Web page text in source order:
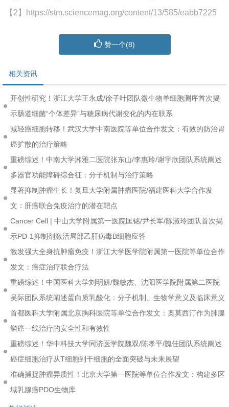
【2】https://stm.sciencemag.org/content/13/585/eabb7225
赞一个(8)
相关资讯
开创性研究！浙江大学王永成/徐子叶团队微生物单细胞测序首次揭
示肠道细菌“个体差异”与糖尿病代谢变化的内在联系
减轻癌细胞转移！武汉大学中南医院等单位合作发文：有效的防治胃
癌扩散的治疗策略
重磅综述！中南大学湘雅二医院张东山/李惠玲/谢宇欣团队系统阐述
多器官功能障碍综合征：分子机制与治疗策略
显著抑制肿瘤生长！复旦大学附属肿瘤医院/福建医科大学合作发
文：肝癌联合免疫治疗的潜在靶点
Cancer Cell | 中山大学附属第一医院匡铭/尹长军/陈淑玲团队首次揭
示PD-1抑制剂激活局部乙肝病毒B细胞应答
激发强大全身抗肿瘤免疫！浙江大学医学院附属第一医院等单位合作
发文：癌症治疗联合疗法
重磅综述！中国医科大学刘明妍/魏敏杰、沈阳医学院附属第二医院
吴际团队系统阐述蛋白质乳酸化：分子机制、生物学意义及临床意义
首都医科大学附属北京胸科医院等单位合作发文：奥莫西汀作为肺腺
鳞癌一线治疗的安全性和有效性
重磅综述！华中科技大学同济医学院魏双/陈孝平/隗佳团队系统阐述
癌症细胞治疗从T细胞到干细胞的全面突破与未来展望
准确捕捉肿瘤异质性！北京大学第一医院等单位合作发文：构建多区
域乳腺癌PDO生物库